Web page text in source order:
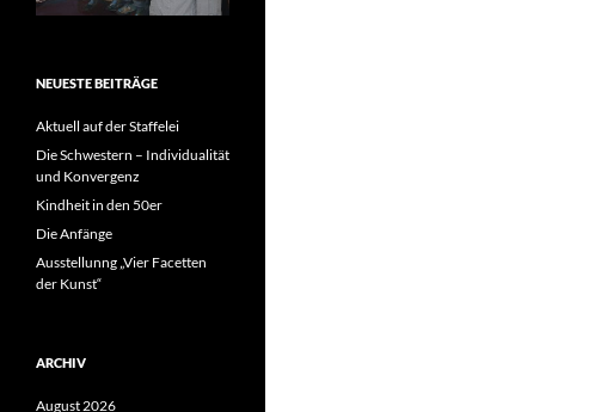
NEUESTE BEITRÄGE
Aktuell auf der Staffelei
Die Schwestern – Individualität
und Konvergenz
Kindheit in den 50er
Die Anfänge
Ausstellunng „Vier Facetten
der Kunst“
ARCHIV
August 2026